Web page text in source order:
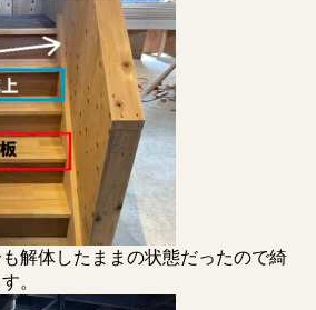
解体したままの状態だったので綺
。